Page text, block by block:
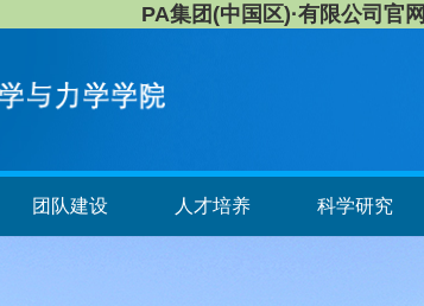
PA集团(中国区)·有限公司官网
团队建设 人才培养 科学研究